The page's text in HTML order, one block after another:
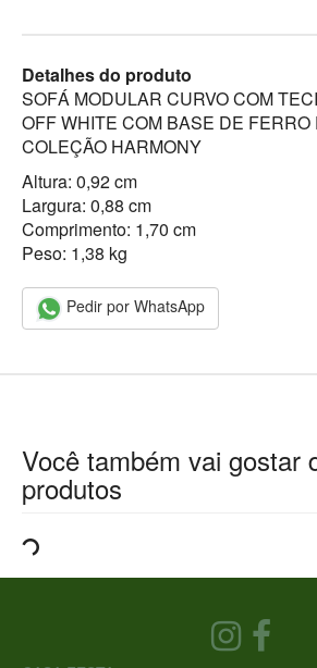
Detalhes do produto
SOFÁ MODULAR CURVO COM
OFF WHITE COM BASE DE FERRO
COLEÇÃO HARMONY
Altura: 0,92 cm
Largura: 0,88 cm
Comprimento: 1,70 cm
Peso: 1,38 kg
Pedir por WhatsApp
Você também vai gostar
produtos